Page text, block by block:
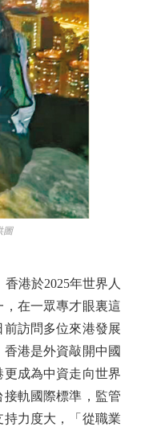
圖
港於2025年世界人
在一眾專才眼裏這
訪問多位來港發展
港是外資敲開中國
成為中資走向世界
軌國際標準，監管
力度大，「從職業